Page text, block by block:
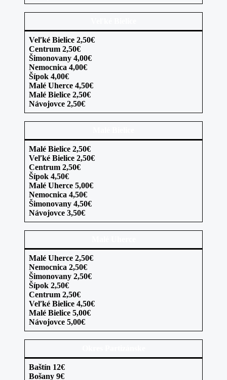
Veľké Bielice 2,50€
Centrum 2,50€
Šimonovany 4,00€
Nemocnica 4,00€
Šípok 4,00€
Malé Uherce 4,50€
Malé Bielice 2,50€
Návojovce 2,50€
Malé Bielice 2,50€
Veľké Bielice 2,50€
Centrum 2,50€
Šípok 4,50€
Malé Uherce 5,00€
Nemocnica 4,50€
Šimonovany 4,50€
Návojovce 3,50€
Malé Uherce 2,50€
Nemocnica 2,50€
Šimonovany 2,50€
Šípok 2,50€
Centrum 2,50€
Veľké Bielice 4,50€
Malé Bielice 5,00€
Návojovce 5,00€
Baštín 12€
Bošany 9€